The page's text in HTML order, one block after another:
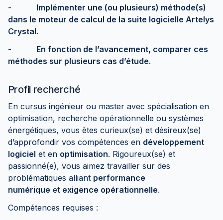
- Implémenter une (ou plusieurs) méthode(s)
dans le moteur de calcul de la suite logicielle Artelys
Crystal.
- En fonction de l’avancement, comparer ces
méthodes sur plusieurs cas d’étude.
Profil recherché
En cursus ingénieur ou master avec spécialisation en
optimisation, recherche opérationnelle ou systèmes
énergétiques, vous êtes curieux(se) et désireux(se)
d’approfondir vos compétences en développement
logiciel et en optimisation. Rigoureux(se) et
passionné(e), vous aimez travailler sur des
problématiques alliant performance
numérique et exigence opérationnelle.
Compétences requises :